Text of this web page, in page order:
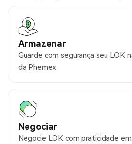
Armazenar
Guarde com segurança seu LOK
da Phemex
Negociar
Negocie LOK com praticidade